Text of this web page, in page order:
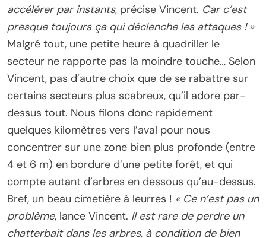
accélérer par instants, précise Vincent. Car c’est
presque toujours ça qui déclenche les attaques ! »
Malgré tout, une petite heure à quadriller le
secteur ne rapporte pas la moindre touche… Selon
Vincent, pas d’autre choix que de se rabattre sur
certains secteurs plus scabreux, qu’il adore par-
dessus tout. Nous filons donc rapidement
quelques kilomètres vers l’aval pour nous
concentrer sur une zone bien plus profonde (entre
4 et 6 m) en bordure d’une petite forêt, et qui
compte autant d’arbres en dessous qu’au-dessus.
Bref, un beau cimetière à leurres ! « Ce n’est pas un
problème, lance Vincent. Il est rare de perdre un
chatterbait dans les arbres, à condition de bien